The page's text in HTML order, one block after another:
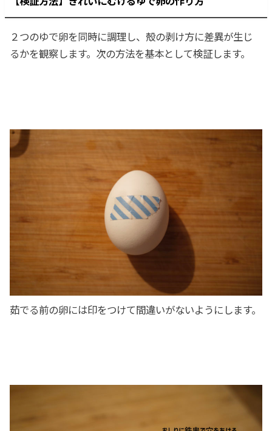
２つのゆで卵を同時に調理し、殻の剥け方に差異が生じ
るかを観察します。次の方法を基本として検証します。
茹でる前の卵には印をつけて間違いがないようにします。